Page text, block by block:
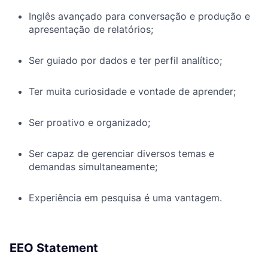
Inglês avançado para conversação e produção e
apresentação de relatórios;
Ser guiado por dados e ter perfil analítico;
Ter muita curiosidade e vontade de aprender;
Ser proativo e organizado;
Ser capaz de gerenciar diversos temas e
demandas simultaneamente;
Experiência em pesquisa é uma vantagem.
EEO Statement